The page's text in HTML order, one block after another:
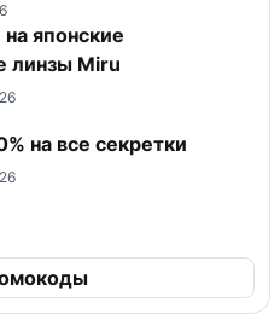
японские
линзы Miru
на все секретки